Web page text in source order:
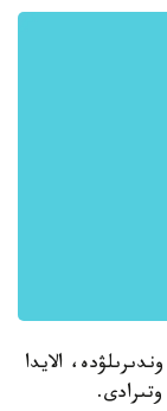
الايدا